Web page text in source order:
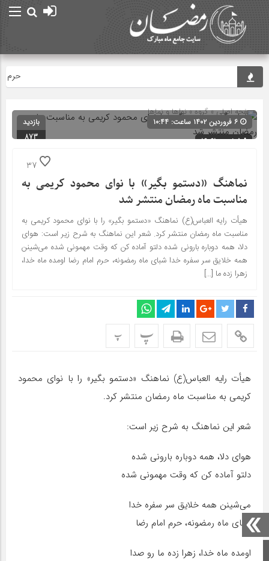
صفحه اصلی
حرم
صفحه اصلی» گروه »نواها و نماها
شناسه : 16061
بازدید
873
37
نماهنگ «دستمو بگیر» با نوای محمود کریمی به
مناسبت ماه رمضان منتشر شد
هیأت رایه العباس(ع) نماهنگ «دستمو بگیر» را با نوای محمود کریمی به
مناسبت ماه رمضان منتشر کرد. شعر این نماهنگ به شرح زیر است: هوای
دلا، همه دوباره بارونی شده دلتو آماده کن که وقت مهمونی شده می‌شینن
همه خلایق سر سفره‌ خدا شبای ماه رمضونه، حرم امام رضا اومده ماه خدا،
زهرا زده ما […]
پ پ
هیأت رایه العباس(ع) نماهنگ «دستمو بگیر» را با نوای محمود
کریمی به مناسبت ماه رمضان منتشر کرد.
شعر این نماهنگ به شرح زیر است:
هوای دلا، همه دوباره بارونی شده
دلتو آماده کن که وقت مهمونی شده
می‌شینن همه خلایق سر سفره‌ خدا
شبای ماه رمضونه، حرم امام رضا
اومده ماه خدا، زهرا زده ما رو صدا